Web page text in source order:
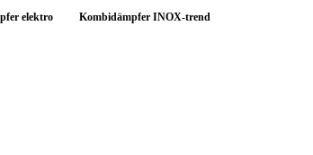
elektro Kombidämpfer INOX-trend